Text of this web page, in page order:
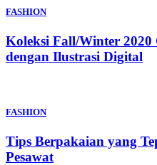
FASHION
Koleksi Fall/Winter
dengan Ilustrasi Digital
FASHION
Tips Berpakaian yang
Pesawat